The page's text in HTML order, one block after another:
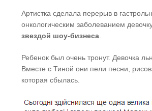
Артистка сделала перерыв в
онкологическим заболеванием
звездой шоу-бизнеса
Ребенок был очень тронут. Девочка
Вместе с Тиной они пели песни,
которая сбылась.